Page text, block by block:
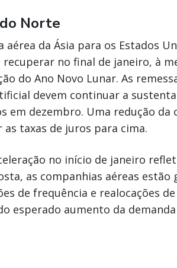
Norte
aérea da Ásia para os Estados
recuperar no final de janeiro, à
do Ano Novo Lunar. As
devem continuar a
em dezembro. Uma redução
taxas de juros para cima.
no início de janeiro
as companhias aéreas estão
de frequência e realocações
esperado aumento da